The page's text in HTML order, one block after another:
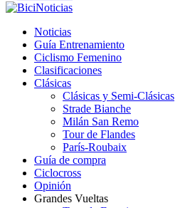
Noticias
Guía Entrenamiento
Ciclismo Femenino
Clasificaciones
Clásicas
Clásicas y Semi-Clásicas
Strade Bianche
Milán San Remo
Tour de Flandes
París-Roubaix
Guía de compra
Ciclocross
Opinión
Grandes Vueltas